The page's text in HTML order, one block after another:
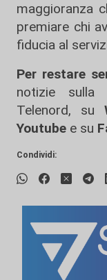
maggioranza
premiare chi
fiducia al
Per restare
notizie sulla
Telenord, su
Youtube e su
Condividi: